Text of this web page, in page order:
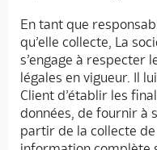
En tant que
qu’elle collecte, La
s’engage à respecter
légales en vigueur. Il
Client d’établir les
données, de fournir à
partir de la collecte